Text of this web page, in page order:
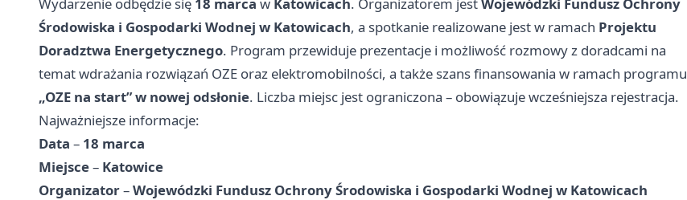
Środowiska i Gospodarki Wodnej w Katowicach, a spotkanie realizowane jest w ramach Projektu
Doradztwa Energetycznego. Program przewiduje prezentacje i możliwość rozmowy z doradcami na
temat wdrażania rozwiązań OZE oraz elektromobilności, a także szans finansowania w ramach programu
„OZE na start” w nowej odsłonie. Liczba miejsc jest ograniczona – obowiązuje wcześniejsza rejestracja.
Najważniejsze informacje:
Data – 18 marca
Miejsce– Katowice
Organizator–Wojewódzki Fundusz Ochrony Środowiska i Gospodarki Wodnej w Katowicach